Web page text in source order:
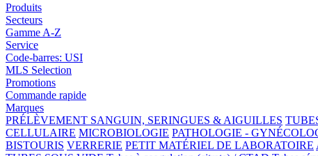
Produits
Secteurs
Gamme A-Z
Service
Code-barres: USI
MLS Selection
Promotions
Commande rapide
Marques
PRÉLÈVEMENT SANGUIN, SERINGUES & AIGUILLES
CELLULAIRE MICROBIOLOGIE PATHOLOGIE -
BISTOURIS VERRERIE PETIT MATÉRIEL DE LABORATOIRE